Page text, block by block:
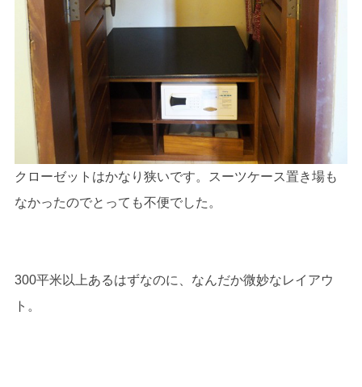
クローゼットはかなり狭いです。スーツケース置き場も
なかったのでとっても不便でした。
300平米以上あるはずなのに、なんだか微妙なレイアウ
ト。